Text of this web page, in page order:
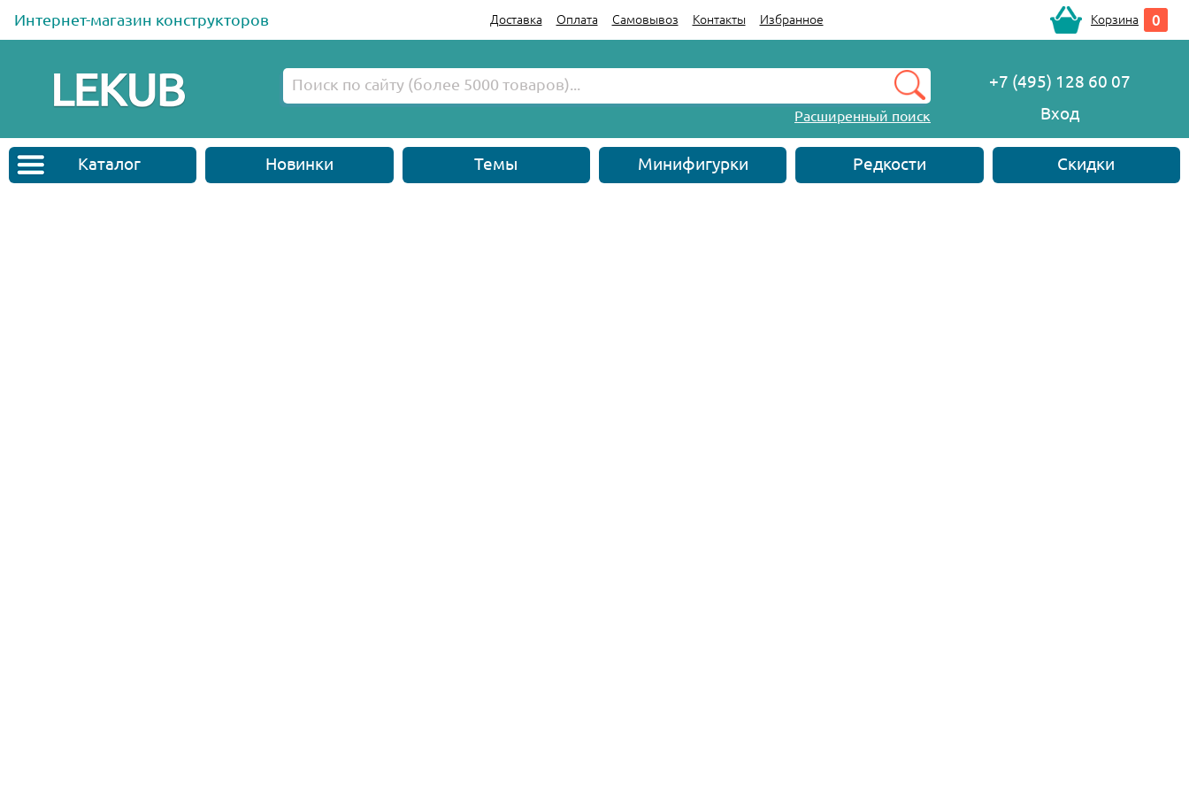
Интернет-магазин конструкторов Доставка Оплата Самовывоз Контакты Избранное Корзина 0
Расширенный поиск
+7 (495) 128 60 07
Вход
Каталог Новинки Темы Минифигурки Редкости Скидки